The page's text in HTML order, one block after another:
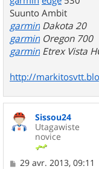
Suunto Ambit
garmin Dakota 20
garmin Oregon 700
garmin Etrex Vista
http://
Sissou24
Utagawiste
novice
M
29 avr. 2013, 09:11